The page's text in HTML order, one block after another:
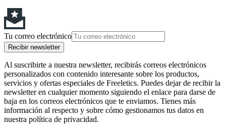
Tu correo electrónico
Recibir newsletter
Al suscribirte a nuestra newsletter, recibirás correos electrónicos
personalizados con contenido interesante sobre los productos,
servicios y ofertas especiales de Freeletics. Puedes dejar de recibir la
newsletter en cualquier momento siguiendo el enlace para darse de
baja en los correos electrónicos que te enviamos. Tienes más
información al respecto y sobre cómo gestionamos tus datos en
nuestra política de privacidad.